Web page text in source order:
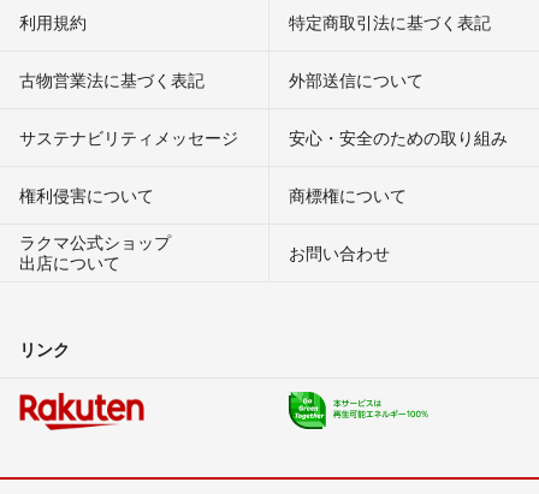
利用規約 特定商取引法に基づく表記
古物営業法に基づく表記 外部送信について
サステナビリティメッセージ 安心・安全のための取り組み
権利侵害について
商標権について
ラクマ公式ショップ
出店について
お問い合わせ
リンク